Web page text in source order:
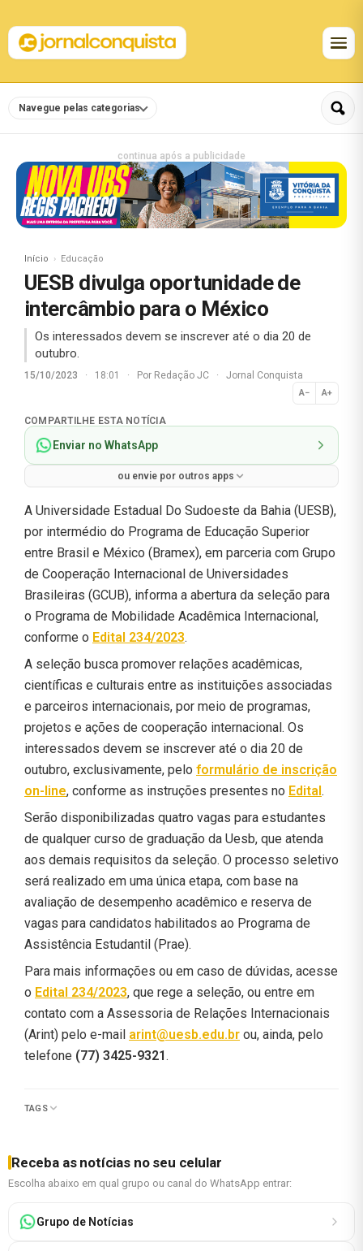
Navegue pelas categorias
continua após a publicidade
Início Educação
UESB divulga oportunidade de
intercâmbio para o México
Os interessados devem se inscrever até o dia 20 de
outubro.
15/10/2023 · 18:01 · Por Redação JC · Jornal Conquista
A− A+
Normal
COMPARTILHE ESTA NOTÍCIA
Enviar no WhatsApp
ou envie por outros apps
A Universidade Estadual Do Sudoeste da Bahia (UESB),
por intermédio do Programa de Educação Superior
entre Brasil e México (Bramex), em parceria com Grupo
de Cooperação Internacional de Universidades
Brasileiras (GCUB), informa a abertura da seleção para
o Programa de Mobilidade Acadêmica Internacional,
conforme o Edital 234/2023.
A seleção busca promover relações acadêmicas,
científicas e culturais entre as instituições associadas
e parceiros internacionais, por meio de programas,
projetos e ações de cooperação internacional. Os
interessados devem se inscrever até o dia 20 de
outubro, exclusivamente, pelo formulário de inscrição
on-line, conforme as instruções presentes no Edital.
Serão disponibilizadas quatro vagas para estudantes
de qualquer curso de graduação da Uesb, que atenda
aos demais requisitos da seleção. O processo seletivo
será realizado em uma única etapa, com base na
avaliação de desempenho acadêmico e reserva de
vagas para candidatos habilitados ao Programa de
Assistência Estudantil (Prae).
Para mais informações ou em caso de dúvidas, acesse
o Edital 234/2023, que rege a seleção, ou entre em
contato com a Assessoria de Relações Internacionais
(Arint) pelo e-mail arint@uesb.edu.br ou, ainda, pelo
telefone (77) 3425-9321.
TAGS
Receba as notícias no seu celular
Escolha abaixo em qual grupo ou canal do WhatsApp entrar:
Grupo de Notícias